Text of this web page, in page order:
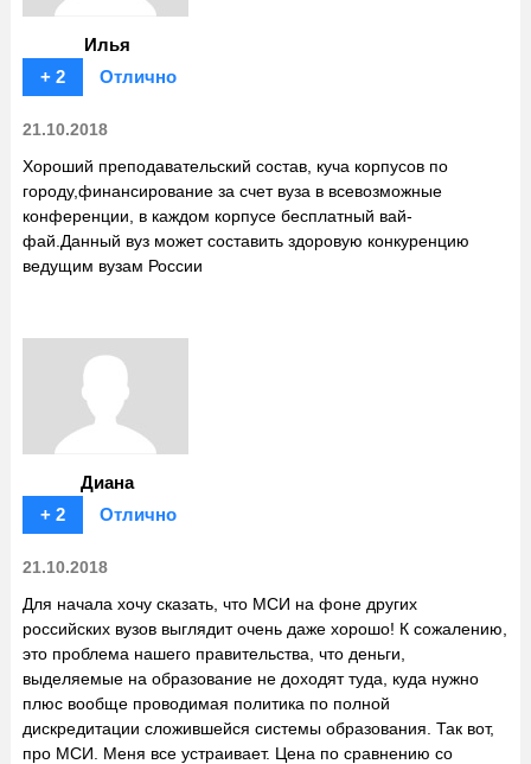
Илья
+ 2
Отлично
21.10.2018
Хороший преподавательский состав, куча корпусов по
городу,финансирование за счет вуза в всевозможные
конференции, в каждом корпусе бесплатный вай-
фай.Данный вуз может составить здоровую конкуренцию
ведущим вузам России
Диана
+ 2
Отлично
21.10.2018
Для начала хочу сказать, что МСИ на фоне других
российских вузов выглядит очень даже хорошо! К сожалению,
это проблема нашего правительства, что деньги,
выделяемые на образование не доходят туда, куда нужно
плюс вообще проводимая политика по полной
дискредитации сложившейся системы образования. Так вот,
про МСИ. Меня все устраивает. Цена по сравнению со